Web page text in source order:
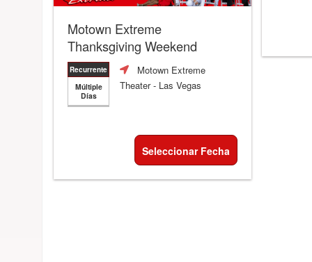
Motown Extreme
Thanksgiving Weekend
Recurrente
Múltiple
Días
Motown Extreme
Theater- Las Vegas
Seleccionar Fecha